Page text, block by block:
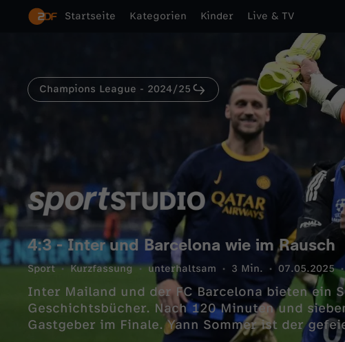
Startseite Kategorien Kinder Live & TV
Champions League - 2024/25
4:3 - Inter und Barcelona wie im Rausch
Sport Kurzfassung unterhaltsam 3 Min. 07.05.2025
Inter Mailand und der FC Barcelona bieten ein
Geschichtsbücher. Nach 120 Minuten und
Gastgeber im Finale. Yann Sommer ist der